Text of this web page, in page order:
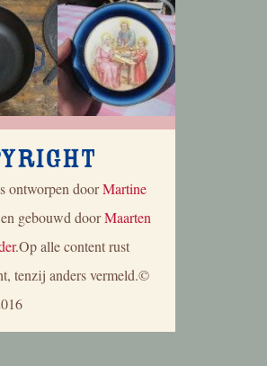
ontworpen doorMartine
gebouwd doorMaarten
.Op alle content rust
tenzij anders vermeld.©